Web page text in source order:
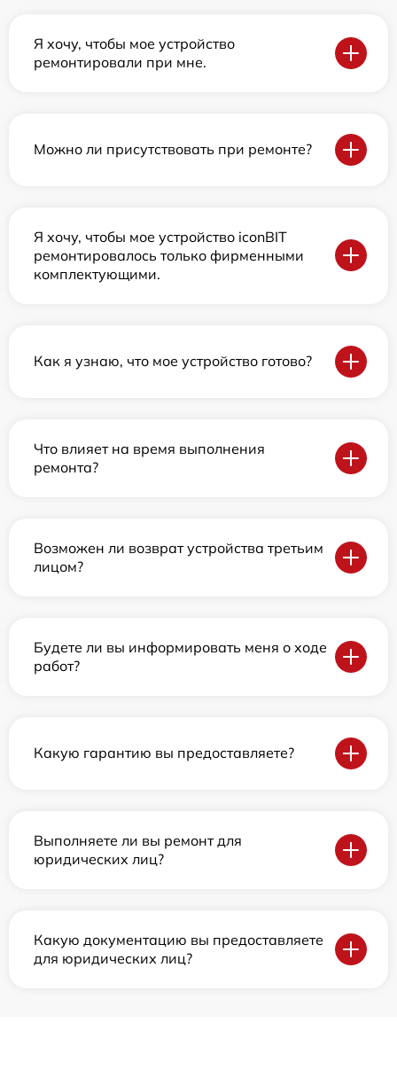
Я хочу, чтобы мое устройство
ремонтировали при мне.
Можно ли присутствовать при ремонте?
Я хочу, чтобы мое устройство iconBIT
ремонтировалось только фирменными
комплектующими.
Как я узнаю, что мое устройство готово?
Что влияет на время выполнения
ремонта?
Возможен ли возврат устройства третьим
лицом?
Будете ли вы информировать меня о ходе
работ?
Какую гарантию вы предоставляете?
Выполняете ли вы ремонт для
юридических лиц?
Какую документацию вы предоставляете
для юридических лиц?